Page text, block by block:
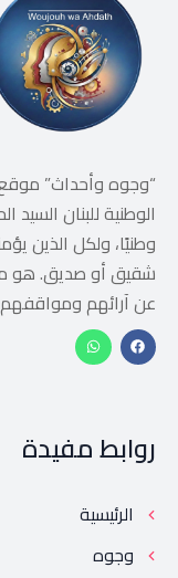
“وجوه وأحداث”
الوطنية للبنان
وطنيًا، ولكل الذين
شقيق أو صديق. هو
عن آرائهم
روابط مفيدة
الرئيسية
وجوه